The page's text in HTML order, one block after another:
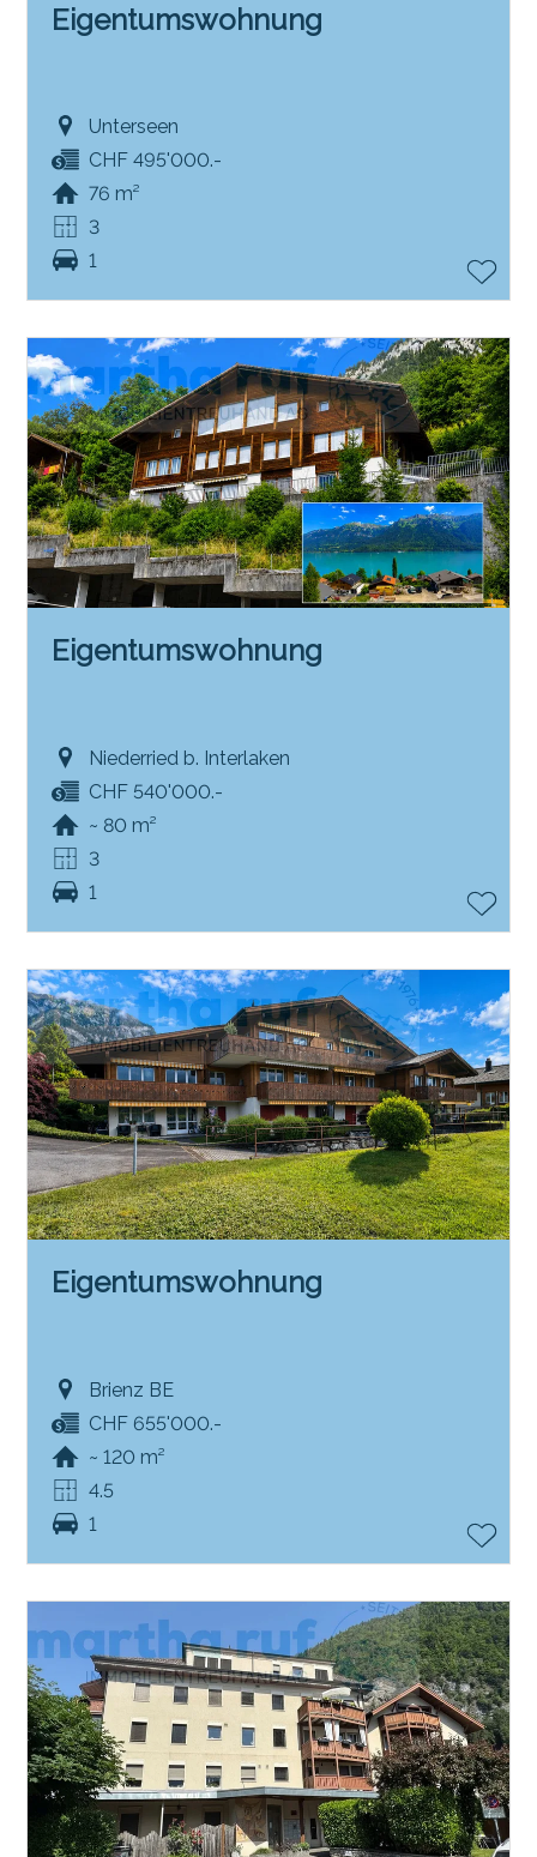
Eigentumswohnung
Unterseen
CHF 495'000.-
76 m²
3
1
Eigentumswohnung
Niederried b. Interlaken
CHF 540'000.-
~ 80 m²
3
1
Eigentumswohnung
Brienz BE
CHF 655'000.-
~ 120 m²
4.5
1